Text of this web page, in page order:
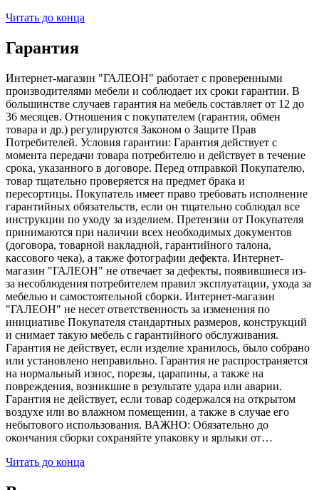
Читать до конца
Гарантия
Интернет-магазин "ГАЛЕОН" работает с проверенными
производителями мебели и соблюдает их сроки гарантии. В
большинстве случаев гарантия на мебель составляет от 12 до
36 месяцев. Отношения с покупателем (гарантия, обмен
товара и др.) регулируются Законом о Защите Прав
Потребителей. Условия гарантии: Гарантия действует с
момента передачи товара потребителю и действует в течение
срока, указанного в договоре. Перед отправкой Покупателю,
товар тщательно проверяется на предмет брака и
пересортицы. Покупатель имеет право требовать исполнение
гарантийных обязательств, если он тщательно соблюдал все
инструкции по уходу за изделием. Претензии от Покупателя
принимаются при наличии всех необходимых документов
(договора, товарной накладной, гарантийного талона,
кассового чека), а также фотографии дефекта. Интернет-
магазин "ГАЛЕОН" не отвечает за дефекты, появившиеся из-
за несоблюдения потребителем правил эксплуатации, ухода за
мебелью и самостоятельной сборки. Интернет-магазин
"ГАЛЕОН" не несет ответственность за изменения по
инициативе Покупателя стандартных размеров, конструкций
и снимает такую мебель с гарантийного обслуживания.
Гарантия не действует, если изделие хранилось, было собрано
или установлено неправильно. Гарантия не распространяется
на нормальный износ, порезы, царапины, а также на
повреждения, возникшие в результате удара или аварии.
Гарантия не действует, если товар содержался на открытом
воздухе или во влажном помещении, а также в случае его
небытового использования. ВАЖНО: Обязательно до
окончания сборки сохраняйте упаковку и ярлыки от…
Читать до конца